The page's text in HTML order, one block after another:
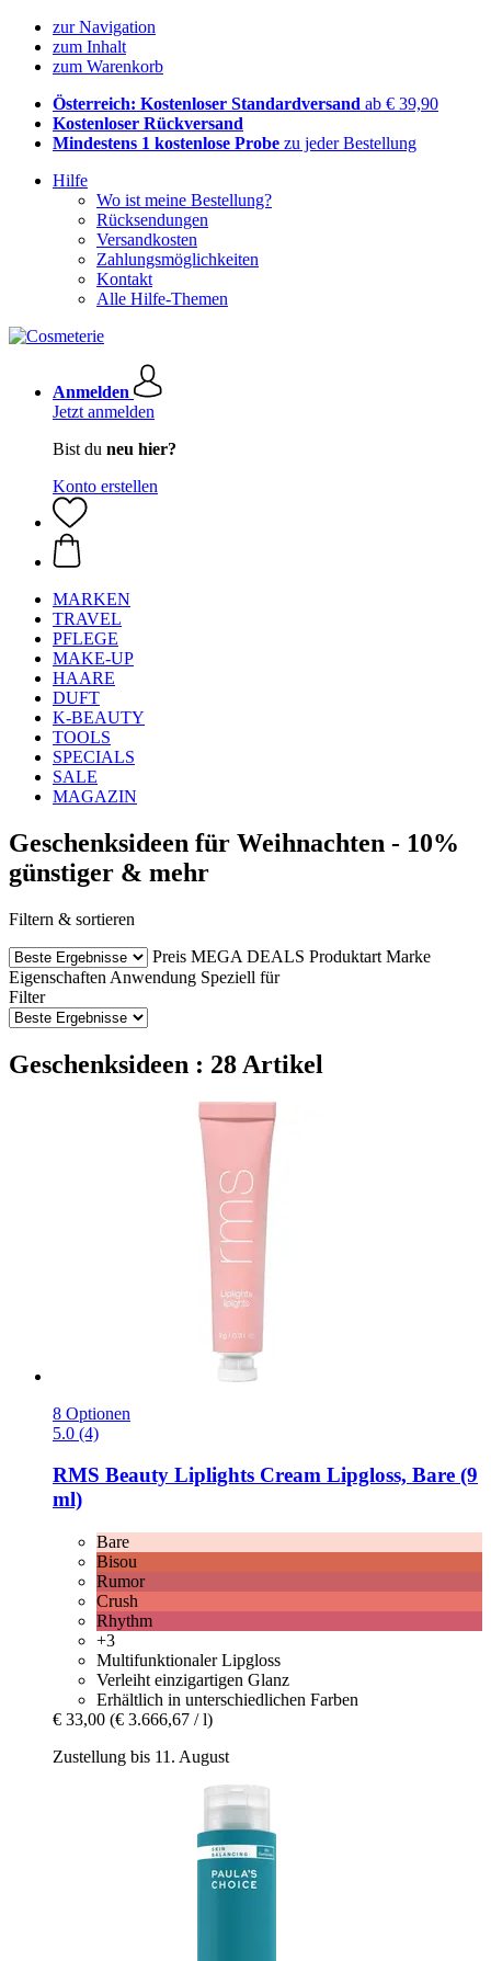
zur Navigation
zum Inhalt
zum Warenkorb
Österreich: Kostenloser Standardversand ab € 39,90
Kostenloser Rückversand
Mindestens 1 kostenlose Probe zu jeder Bestellung
Hilfe
Wo ist meine Bestellung?
Rücksendungen
Versandkosten
Zahlungsmöglichkeiten
Kontakt
Alle Hilfe-Themen
Anmelden
Jetzt anmelden
Bist du neu hier?
Konto erstellen
MARKEN
TRAVEL
PFLEGE
MAKE-UP
HAARE
DUFT
K-BEAUTY
TOOLS
SPECIALS
SALE
MAGAZIN
Geschenksideen für Weihnachten - 10%
günstiger & mehr
Filtern & sortieren
Preis MEGA DEALS Produktart Marke
Eigenschaften Anwendung Speziell für
Filter
Geschenksideen : 28 Artikel
8 Optionen
5.0 (4)
RMS Beauty Liplights Cream Lipgloss, Bare (9
ml)
Bare
Bisou
Rumor
Crush
Rhythm
+3
Multifunktionaler Lipgloss
Verleiht einzigartigen Glanz
Erhältlich in unterschiedlichen Farben
€ 33,00 (€ 3.666,67 / l)
Zustellung bis 11. August